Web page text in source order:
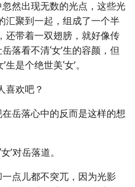
然出现无数的光点，这些光
汇聚到一起，组成了一个半
还带着一双翅膀，就好像传
落看不清‘女’生的容颜，但
是个绝世美‘女’。
喜欢吧？
岳落心中的反而是这样的想
’对岳落道。
点儿都不突兀，因为光影